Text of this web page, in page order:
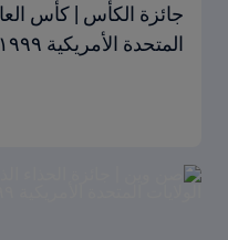
المتحدة الأمريكية ١٩٩٩